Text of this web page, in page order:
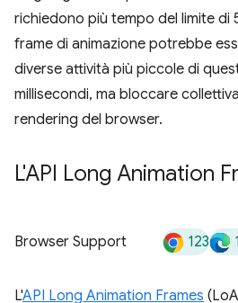
richiedono più tempo del limite di
frame di animazione potrebbe
diverse attività più piccole di
millisecondi, ma bloccare
rendering del browser.
L'API Long Animation
Browser Support 123
L'API Long Animation Frames